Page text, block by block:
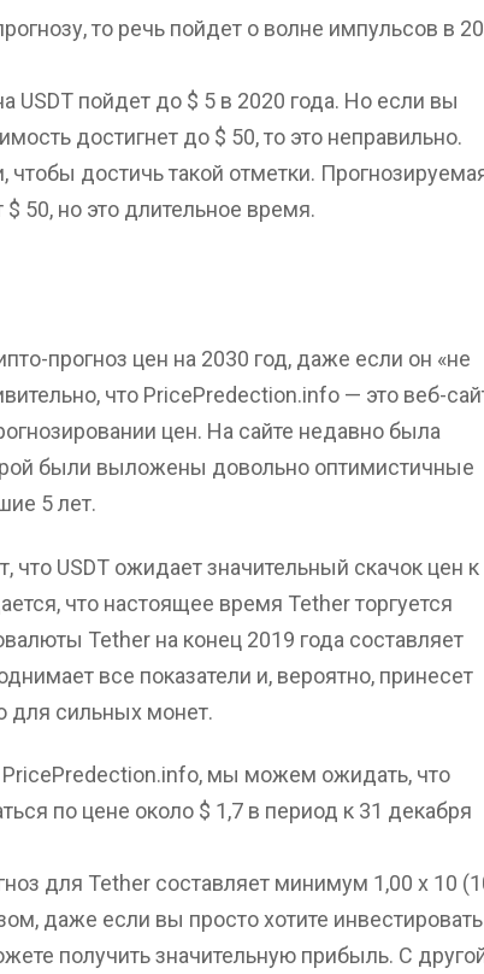
то речь пойдет о волне импульсов в
пойдет до $ 5 в 2020 года. Но если вы
достигнет до $ 50, то это неправильно.
чтобы достичь такой отметки.
50, но это длительное время.
прогноз цен на 2030 год, даже если он «не
что PricePredection.info — это веб-
цен. На сайте недавно была
были выложены довольно оптимистичные
5 лет.
что USDT ожидает значительный скачок цен к
что настоящее время Tether торгуется
Tether на конец 2019 года составляет
все показатели и, вероятно, принесет
для сильных монет.
PricePredection.info, мы можем ожидать, что
по цене около $ 1,7 в период к 31 декабря
для Tether составляет минимум 1,00 x 10
даже если вы просто хотите
получить значительную прибыль. С